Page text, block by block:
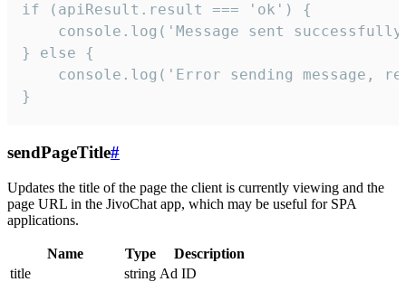
if (apiResult.result === 'ok') {
console.log('Message sent
} else {
console.log('Error sending message,
}
sendPageTitle#
Updates the title of the page the client is currently viewing and the
page URL in the JivoChat app, which may be useful for SPA
applications.
Name Type
Description
title
string Ad ID